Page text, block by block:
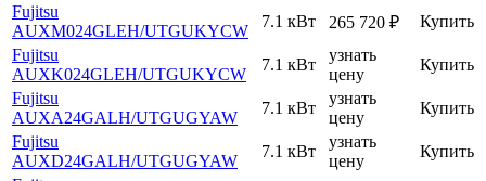
Fujitsu
AUXM024GLEH/UTGUKYCW
7.1 кВт 265 720 ₽
Купить
Fujitsu
AUXK024GLEH/UTGUKYCW
7.1 кВт
узнать
цену
Купить
Fujitsu
AUXA24GALH/UTGUGYAW
7.1 кВт
узнать
цену
Купить
Fujitsu
AUXD24GALH/UTGUGYAW
7.1 кВт
узнать
цену
Купить